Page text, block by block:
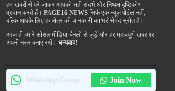
हम खबरों से परे जाकर आपको सही संदर्भ और निष्पक्ष दृष्टिकोण
प्रदान करते हैं। PAGE16 NEWSसिर्फ एक न्यूज़ पोर्टल नहीं,
बल्कि आपके लिए हर क्षेत्र की जानकारी का भरोसेमंद स्रोत है।
आज ही हमारे सोशल मीडिया चैनलों से जुड़ें और हर महत्वपूर्ण खबर पर
अपनी नज़र बनाए रखें। धन्यवाद!
WhatsApp Group Join Now